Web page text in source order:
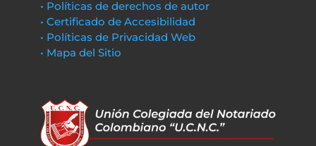
• Políticas de derechos de autor
• Certificado de Accesibilidad
• Políticas de Privacidad Web
• Mapa del Sitio